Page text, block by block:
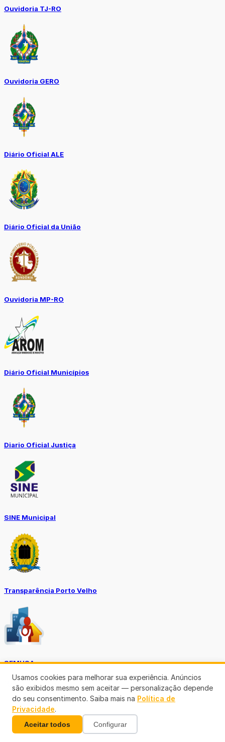
Ouvidoria TJ-RO
Ouvidoria GERO
Diário Oficial ALE
Diário Oficial da União
Ouvidoria MP-RO
Diário Oficial Municípios
Diario Oficial Justiça
SINE Municipal
Transparência Porto Velho
SEMUSA
(69)3901-3176
Usamos cookies para melhorar sua experiência. Anúncios
são exibidos mesmo sem aceitar — personalização depende
do seu consentimento. Saiba mais na Política de
Privacidade.
Aceitar todos Configurar